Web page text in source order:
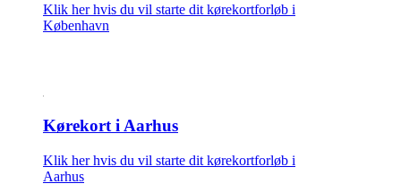
Klik her hvis du vil starte dit kørekortforløb i
København
Kørekort i Aarhus
Klik her hvis du vil starte dit kørekortforløb i
Aarhus